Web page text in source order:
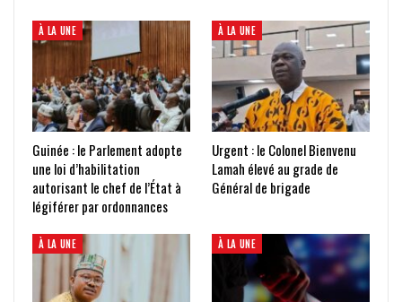
À LA UNE
Guinée : le Parlement adopte
une loi d’habilitation
autorisant le chef de l’État à
légiférer par ordonnances
À LA UNE
Urgent : le Colonel Bienvenu
Lamah élevé au grade de
Général de brigade
À LA UNE À LA UNE